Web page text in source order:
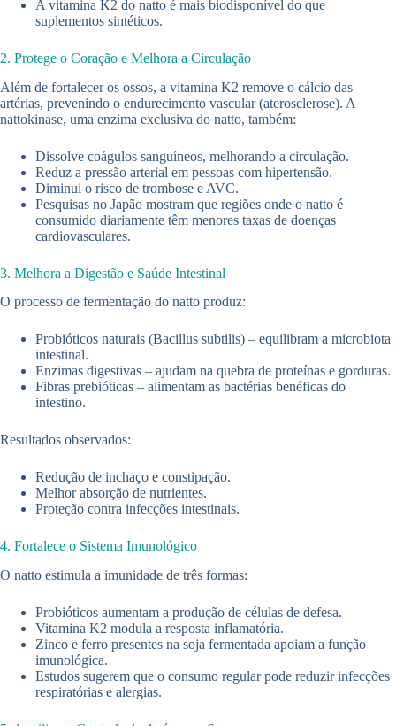
A vitamina K2 do natto é mais biodisponível do que
suplementos sintéticos.
2. Protege o Coração e Melhora a Circulação
Além de fortalecer os ossos, a vitamina K2 remove o cálcio das
artérias, prevenindo o endurecimento vascular (aterosclerose). A
nattokinase, uma enzima exclusiva do natto, também:
Dissolve coágulos sanguíneos, melhorando a circulação.
Reduz a pressão arterial em pessoas com hipertensão.
Diminui o risco de trombose e AVC.
Pesquisas no Japão mostram que regiões onde o natto é
consumido diariamente têm menores taxas de doenças
cardiovasculares.
3. Melhora a Digestão e Saúde Intestinal
O processo de fermentação do natto produz:
Probióticos naturais (Bacillus subtilis) – equilibram a microbiota
intestinal.
Enzimas digestivas – ajudam na quebra de proteínas e gorduras.
Fibras prebióticas – alimentam as bactérias benéficas do
intestino.
Resultados observados:
Redução de inchaço e constipação.
Melhor absorção de nutrientes.
Proteção contra infecções intestinais.
4. Fortalece o Sistema Imunológico
O natto estimula a imunidade de três formas:
Probióticos aumentam a produção de células de defesa.
Vitamina K2 modula a resposta inflamatória.
Zinco e ferro presentes na soja fermentada apoiam a função
imunológica.
Estudos sugerem que o consumo regular pode reduzir infecções
respiratórias e alergias.